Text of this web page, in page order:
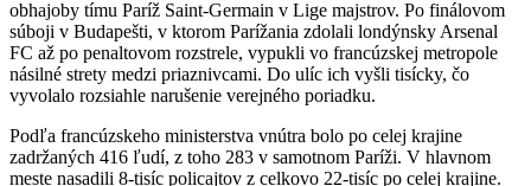
obhajoby tímu Paríž Saint-Germain v Lige majstrov. Po finálovom
súboji v Budapešti, v ktorom Parížania zdolali londýnsky Arsenal
FC až po penaltovom rozstrele, vypukli vo francúzskej metropole
násilné strety medzi priaznivcami. Do ulíc ich vyšli tisícky, čo
vyvolalo rozsiahle narušenie verejného poriadku.
Podľa francúzskeho ministerstva vnútra bolo po celej krajine
zadržaných 416 ľudí, z toho 283 v samotnom Paríži. V hlavnom
meste nasadili 8-tisíc policajtov z celkovo 22-tisíc po celej krajine.